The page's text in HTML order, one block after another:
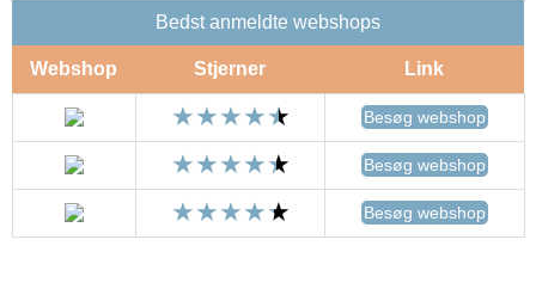
Bedst anmeldte webshops
Webshop Stjerner Link
Besøg webshop
Besøg webshop
Besøg webshop